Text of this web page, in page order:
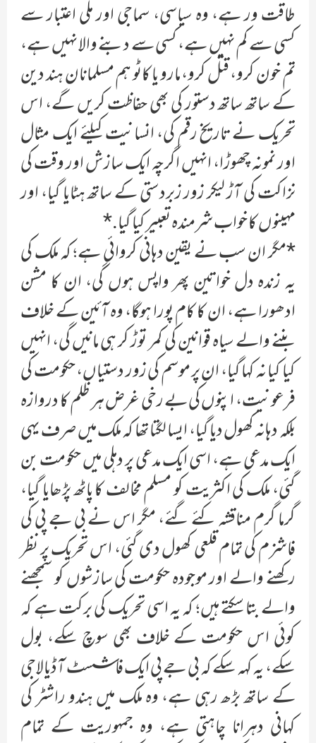
طاقت ور ہے، وہ سیاسی، سماجی اور ملی اعتبار سے
کسی سے کم نہیں ہے، کسی سے دبنے والا نہیں ہے،
تم خون کرو، قتل کرو، مارو یا کاٹو ہم مسلمانان ہند دین
کے ساتھ ساتھ دستور کی بھی حفاظت کریں گے، اس
تحریک نے تاریخ رقم کی، انسانیت کیلئے ایک مثال
اور نمونہ چھوڑا، انہیں اگرچہ ایک سازش اور وقت کی
نزاکت کی آڑ لیکر زور زبردستی کے ساتھ ہٹایا گیا، اور
مہینوں کا خواب شرمندہ تعبیر کیا گیا.*
*مگر ان سب نے یقین دہانی کروائی ہے؛ کہ ملک کی
یہ زندہ دل خواتین پھر واپس ہوں گی، ان کا مشن
ادھورا ہے، ان کا کام پورا ہوگا، وہ آئین کے خلاف
بننے والے سیاہ قوانین کی کمر توڑ کر ہی مانیں گی، انہیں
کیا کیا نہ کہا گیا، ان پر موسم کی زور دستیاں، حکومت کی
فرعونیت، اپنوں کی بے رخی غرض ہر ظلم کا دروازہ
بلکہ دہانہ کھول دیا گیا، ایسا لگتا تھا کہ ملک میں صرف یہی
ایک مدعی ہے، اسی ایک مدعی پر دہلی میں حکومت بن
گئی، ملک کی اکثریت کو مسلم مخالف کا پاٹھ پڑھایا گیا،
گرما گرم مناقشہ کئے گئے، مگر اس نے بی جے پی کی
فاشزم کی تمام قلعی کھول دی گئی، اس تحریک پر نظر
رکھنے والے اور موجودہ حکومت کی سازشوں کو سمجھنے
والے بتا سکتے ہیں؛ کہ یہ اسی تحریک کی برکت ہے کہ
کوئی اس حکومت کے خلاف بھی سوچ سکے، بول
سکے، یہ کہہ سکے کہ بی جے پی ایک فاشسٹ آڈیالاجی
کے ساتھ بڑھ رہی ہے، وہ ملک میں ہندو راشٹر کی
کہانی دہرانا چاہتی ہے، وہ جمہوریت کے تمام